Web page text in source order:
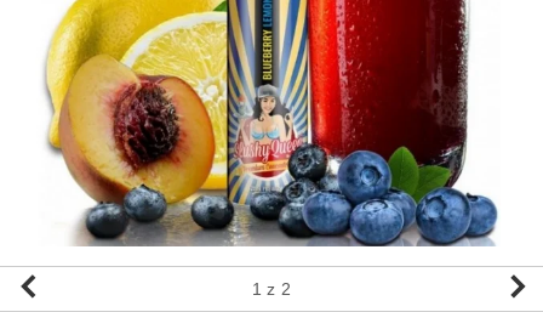
1 z 2